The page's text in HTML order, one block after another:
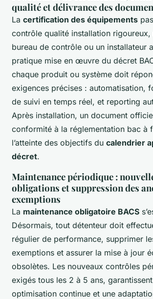
qualité et délivrance des
La certification des équipements
contrôle qualité installation rigoureux,
bureau de contrôle ou un installateur
pratique mise en œuvre du décret
chaque produit ou système doit
exigences précises : automatisation,
de suivi en temps réel, et reporting
Après installation, un document
conformité à la réglementation bac à
l’atteinte des objectifs du calendrier
décret.
Maintenance périodique :
obligations et suppression des
exemptions
La maintenance obligatoire BACS
Désormais, tout détenteur doit
régulier de performance, supprimer
exemptions et assurer la mise à jour
obsolètes. Les nouveaux contrôles
exigés tous les 2 à 5 ans,
optimisation continue et une